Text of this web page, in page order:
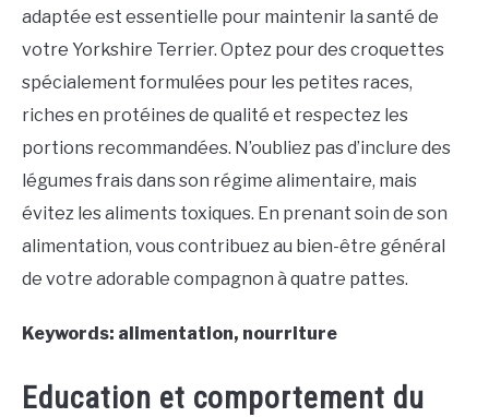
adaptée est essentielle pour maintenir la santé de
votre Yorkshire Terrier. Optez pour des croquettes
spécialement formulées pour les petites races,
riches en protéines de qualité et respectez les
portions recommandées. N’oubliez pas d’inclure des
légumes frais dans son régime alimentaire, mais
évitez les aliments toxiques. En prenant soin de son
alimentation, vous contribuez au bien-être général
de votre adorable compagnon à quatre pattes.
Keywords: alimentation, nourriture
Education et comportement du